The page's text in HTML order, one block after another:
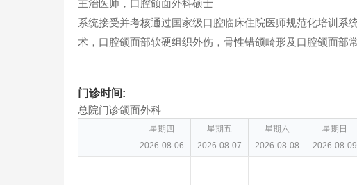
主治医师，口腔颌面外科硕士
系统接受并考核通过国家级口腔临床住院医师规范化培训
术，口腔颌面部软硬组织外伤，骨性错颌畸形及口腔颌面部
门诊时间:
总院门诊颌面外科
星期四
2026-08-06
星期五
2026-08-07
星期六
2026-08-08
星期日
2026-08-09